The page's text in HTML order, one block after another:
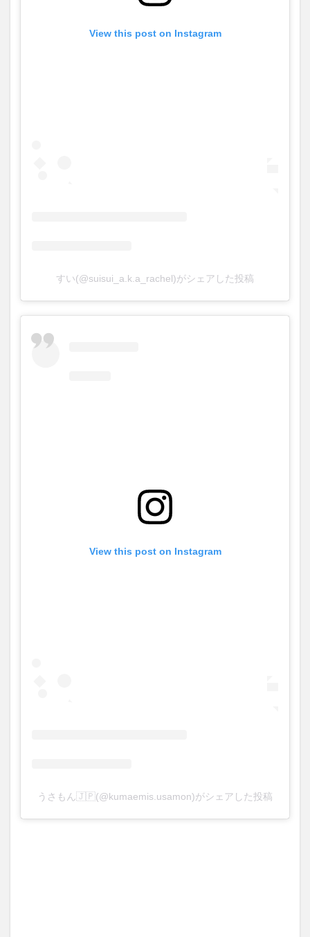
View this post on Instagram
すい(@suisui_a.k.a_rachel)がシェアした投稿
View this post on Instagram
うさもん🇯🇵(@kumaemis.usamon)がシェアした投稿